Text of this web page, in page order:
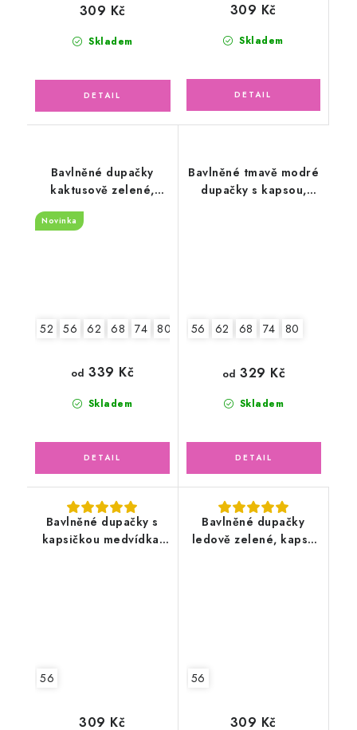
Skladem
309 Kč
Skladem
309 Kč
Bavlněné dupačky
kaktusově zelené,
Novinka
52 56 62 68 74 80
Skladem
od 339 Kč
Bavlněné tmavě modré
dupačky s kapsou,
56 62 68 74 80
Skladem
od 329 Kč
Bavlněné dupačky s
kapsičkou medvídka,
56
309 Kč
Bavlněné dupačky
ledově zelené, kapsa
56
309 Kč